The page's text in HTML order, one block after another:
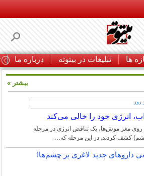
ها تبلیغات در بیتوته درباره ما
انرژی خود را خالی می‌کند
روی مغز موش‌ها، یک تناقض انرژی در مرحله
کشف کردند. در این مرحله که…
داروهای جدید لاغری بر چشم‌ها!
بیشتر »